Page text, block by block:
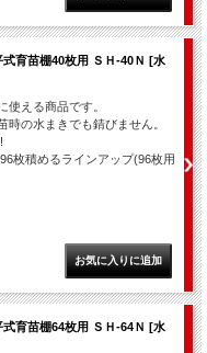
育苗棚40枚用 ＳＨ-40Ｎ [水
使える商品です。
時の水まきでも錆びません。
枚積めるラインアップ(96枚用
育苗棚64枚用 ＳＨ-64Ｎ [水